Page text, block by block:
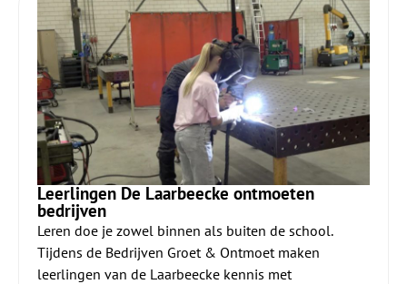
Leerlingen De Laarbeecke ontmoeten
bedrijven
Leren doe je zowel binnen als buiten de school.
Tijdens de Bedrijven Groet & Ontmoet maken
leerlingen van de Laarbeecke kennis met